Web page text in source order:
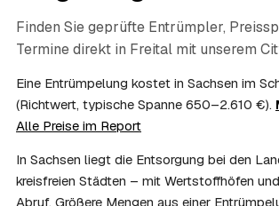
Kosten?
Im Einzelfall ist das möglich — etwa bei
Wohnungsauflösung im Rahmen von
einem vom Amt veranlassten Umzug.
stellen Sie vor Auftragserteilung beim
und holen die Kostenübernahme schriftlich
über die Kostenübernahme.
08 Bekomme ich einen
Finden Sie geprüfte Entrümpler,
Termine direkt in Freital mit unserem
Eine Entrümpelung kostet in Sachsen im
(Richtwert, typische Spanne 650–2.610 €).
Alle Preise im Report
In Sachsen liegt die Entsorgung bei den
kreisfreien Städten – mit Wertstoffhöfen
Abruf. Größere Mengen aus einer